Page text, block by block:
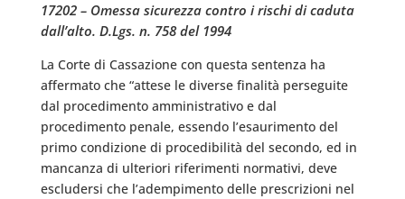
17202 – Omessa sicurezza contro i rischi di caduta
dall’alto. D.Lgs. n. 758 del 1994
La Corte di Cassazione con questa sentenza ha
affermato che “attese le diverse finalità perseguite
dal procedimento amministrativo e dal
procedimento penale, essendo l’esaurimento del
primo condizione di procedibilità del secondo, ed in
mancanza di ulteriori riferimenti normativi, deve
escludersi che l’adempimento delle prescrizioni nel